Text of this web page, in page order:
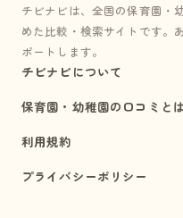
チビナビは、全国の保育園・
めた比較・検索サイトです。
ポートします。
チビナビについて
保育園・幼稚園の口コミとは
利用規約
プライバシーポリシー